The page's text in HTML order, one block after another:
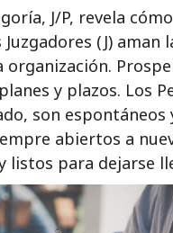
J/P, revela
(J) aman
y plazos. Los
son espontáneos
abiertos a
listos para dejarse